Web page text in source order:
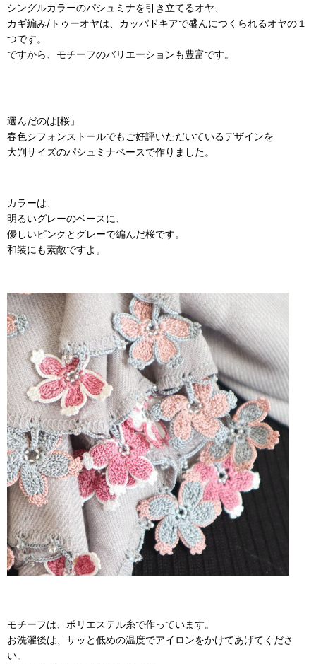
シングルカラーのパシュミナを引き立てるオヤ、
カギ編み/トゥーオヤは、カッパドキアで盛んにつくられるオヤの１
つです。
ですから、モチーフのバリエーションも豊富です。
選んだのは[桜」
春色シフォンストールでもご好評いただいているデザインを
大判サイズのパシュミナベースで作りました。
カラーは、
明るいグレーのベースに、
優しいピンクとグレーで編んだ桜です。
和装にも素敵ですよ。
モチーフは、ポリエステル糸で作っています。
お洗濯後は、サッと低めの温度でアイロンをかけてあげてくださ
い。